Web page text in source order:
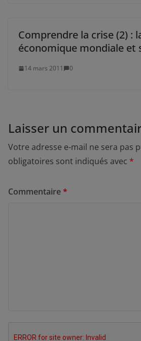
Comprendre la crise (2) :
économique mondiale et
14 mars 2011 0
Laisser un
Votre adresse e-mail ne sera pas
obligatoires sont indiqués avec *
Commentaire*